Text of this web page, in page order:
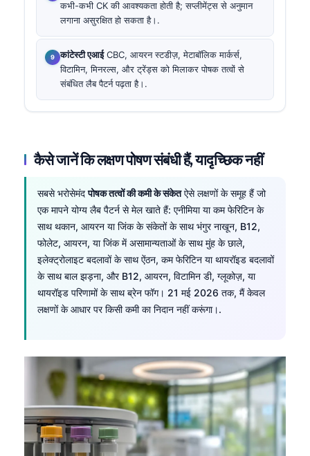
कभी-कभी CK की आवश्यकता होती है; सप्लीमेंट्स से अनुमान
लगाना असुरक्षित हो सकता है।.
कांटेस्टी एआईCBC, आयरन स्टडीज़, मेटाबॉलिक मार्कर्स,
विटामिन, मिनरल्स, और ट्रेंड्स को मिलाकर पोषक तत्वों से
संबंधित लैब पैटर्न पढ़ता है।.
कैसे जानें कि लक्षण पोषण संबंधी हैं, यादृच्छिक नहीं
सबसे भरोसेमंदपोषक तत्वों की कमी के संकेतऐसे लक्षणों के समूह हैं जो
एक मापने योग्य लैब पैटर्न से मेल खाते हैं: एनीमिया या कम फेरिटिन के
साथ थकान, आयरन या जिंक के संकेतों के साथ भंगुर नाखून, B12,
फोलेट, आयरन, या जिंक में असामान्यताओं के साथ मुंह के छाले,
इलेक्ट्रोलाइट बदलावों के साथ ऐंठन, कम फेरिटिन या थायरॉइड बदलावों
के साथ बाल झड़ना, और B12, आयरन, विटामिन डी, ग्लूकोज़, या
थायरॉइड परिणामों के साथ ब्रेन फॉग। 21 मई 2026 तक, मैं केवल
लक्षणों के आधार पर किसी कमी का निदान नहीं करूंगा।.